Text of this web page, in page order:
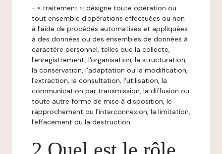
- « traitement »: désigne toute opération ou
tout ensemble d'opérations effectuées ou non
à l'aide de procédés automatisés et appliquées
à des données ou des ensembles de données à
caractère personnel, telles que la collecte,
l'enregistrement, l'organisation, la structuration,
la conservation, l'adaptation ou la modification,
l'extraction, la consultation, l'utilisation, la
communication par transmission, la diffusion ou
toute autre forme de mise à disposition, le
rapprochement ou l'interconnexion, la limitation,
l'effacement ou la destruction.